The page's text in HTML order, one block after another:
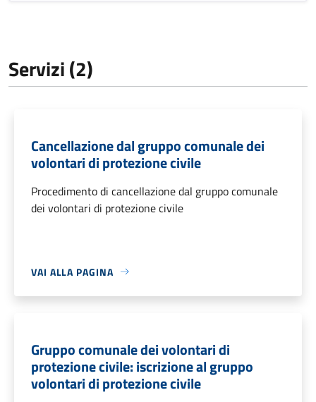
Servizi (2)
Cancellazione dal gruppo comunale dei
volontari di protezione civile
Procedimento di cancellazione dal gruppo comunale
dei volontari di protezione civile
VAI ALLA PAGINA
Gruppo comunale dei volontari di
protezione civile: iscrizione al gruppo
volontari di protezione civile